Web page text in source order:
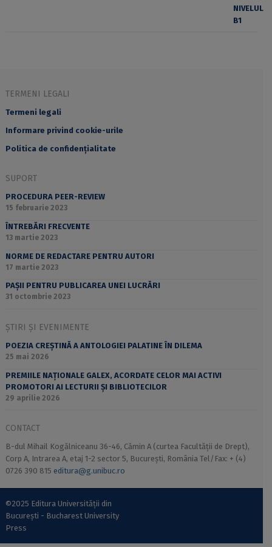
TERMENI LEGALI
Termeni legali
Informare privind cookie-urile
Politica de confidențialitate
SUPORT
PROCEDURA PEER-REVIEW
15 februarie 2023
ÎNTREBĂRI FRECVENTE
13 martie 2023
NORME DE REDACTARE PENTRU AUTORI
17 martie 2023
PAȘII PENTRU PUBLICAREA UNEI LUCRĂRI
31 octombrie 2023
ȘTIRI ȘI EVENIMENTE
POEZIA CREȘTINĂ A ANTOLOGIEI PALATINE ÎN DILEMA
25 mai 2026
PREMIILE NAȚIONALE GALEX, ACORDATE CELOR MAI ACTIVI
PROMOTORI AI LECTURII ȘI BIBLIOTECILOR
29 aprilie 2026
CONTACT
B-dul Mihail Kogălniceanu 36-46, Cămin A (curtea Facultății de Drept),
Corp A, Intrarea A, etaj 1-2 sector 5, București, România Tel/Fax: + (4)
0726 390 815 editura@g.unibuc.ro
©2025 Editura Universității din
București - Bucharest University
Press